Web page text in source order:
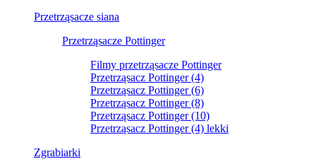
Przetrząsacze siana
Przetrząsacze Pottinger
Filmy przetrząsacze Pottinger
Przetrząsacz Pottinger (4)
Przetrząsacz Pottinger (6)
Przetrząsacz Pottinger (8)
Przetrząsacz Pottinger (10)
Przetrząsacz Pottinger (4) lekki
Zgrabiarki